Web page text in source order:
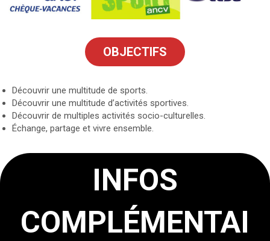
OBJECTIFS
Découvrir une multitude de sports.
Découvrir une multitude d’activités sportives.
Découvrir de multiples activités socio-culturelles.
Échange, partage et vivre ensemble.
INFOS
COMPLÉMENTAI